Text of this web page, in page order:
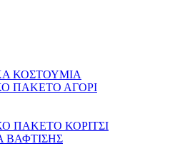
ΚΟΣΤΟΥΜΙΑ
ΠΑΚΕΤΟ ΑΓΟΡΙ
ΠΑΚΕΤΟ ΚΟΡΙΤΣΙ
ΒΑΦΤΙΣΗΣ